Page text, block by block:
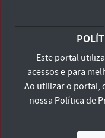
Consulte os
Este portal
acessos e para
Ao utilizar o portal,
nossa Política de